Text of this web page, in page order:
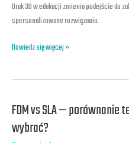
Druk 3D w edukacji zmienia podejście do
spersonalizowane rozwiązania.
zabawek
edukacyjnych
Dowiedz się więcej »
FDM vs SLA — porównanie
wybrać?
FDM
vs
SLA